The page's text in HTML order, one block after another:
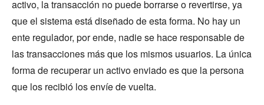
activo, la transacción no puede borrarse o revertirse, ya
que el sistema está diseñado de esta forma. No hay un
ente regulador, por ende, nadie se hace responsable de
las transacciones más que los mismos usuarios. La única
forma de recuperar un activo enviado es que la persona
que los recibió los envíe de vuelta.